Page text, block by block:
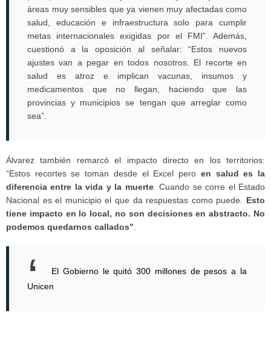
áreas muy sensibles que ya vienen muy afectadas como
salud, educación e infraestructura solo para cumplir
metas internacionales exigidas por el FMI”. Además,
cuestionó a la oposición al señalar: “Estos nuevos
ajustes van a pegar en todos nosotros. El recorte en
salud es atroz e implican vacunas, insumos y
medicamentos que no llegan, haciendo que las
provincias y municipios se tengan que arreglar como
sea”.
Álvarez también remarcó el impacto directo en los territorios:
“Estos recortes se toman desde el Excel pero en salud es la
diferencia entre la vida y la muerte. Cuando se corre el Estado
Nacional es el municipio el que da respuestas como puede. Esto
tiene impacto en lo local, no son decisiones en abstracto. No
podemos quedarnos callados”.
El Gobierno le quitó 300 millones de pesos a la
Unicen